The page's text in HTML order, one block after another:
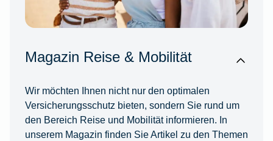
Magazin Reise & Mobilität
Wir möchten Ihnen nicht nur den optimalen
Versicherungsschutz bieten, sondern Sie rund um
den Bereich Reise und Mobilität informieren. In
unserem Magazin finden Sie Artikel zu den Themen